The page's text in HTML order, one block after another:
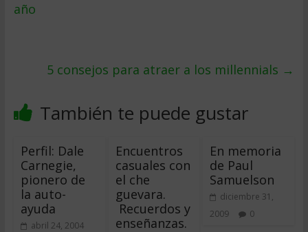
año
5 consejos para atraer a los millennials →
También te puede gustar
Perfil: Dale
Carnegie,
pionero de
la auto-
ayuda
abril 24, 2004
Encuentros
casuales con
el che
guevara.
Recuerdos y
enseñanzas.
En memoria
de Paul
Samuelson
diciembre 31,
2009
0